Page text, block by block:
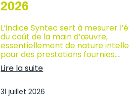
r
e
s
d
a
n
l
e
2026
L’indice Syntec sert à mesurer
du coût de la main d’œuvre,
essentiellement de nature
pour des prestations fournies.…
Lire la suite
n
31 juillet 2026